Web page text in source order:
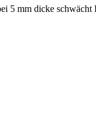
5 mm dicke